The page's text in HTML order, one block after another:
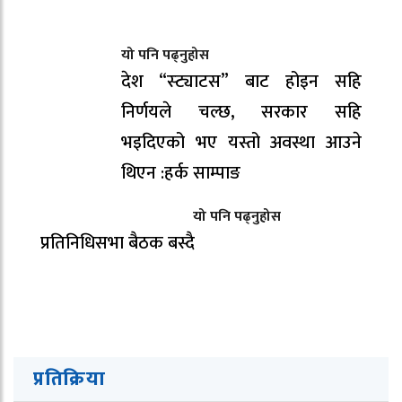
यो पनि पढ्नुहोस
देश “स्ट्याटस” बाट होइन सहि
निर्णयले चल्छ, सरकार सहि
भइदिएको भए यस्तो अवस्था आउने
थिएन :हर्क साम्पाङ
यो पनि पढ्नुहोस
प्रतिनिधिसभा बैठक बस्दै
प्रतिक्रिया